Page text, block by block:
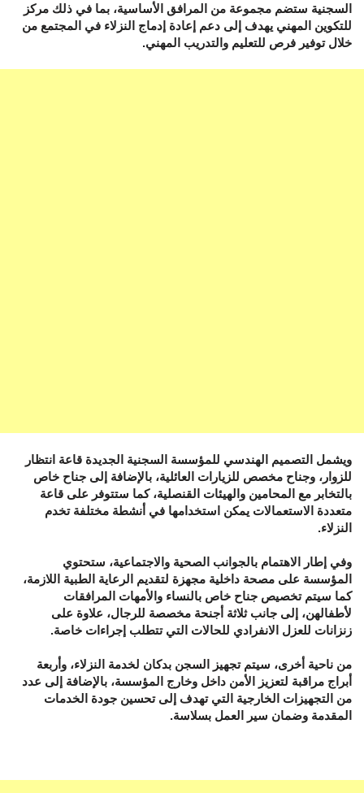
السجنية ستضم مجموعة من المرافق الأساسية، بما في ذلك مركز
للتكوين المهني يهدف إلى دعم إعادة إدماج النزلاء في المجتمع من
خلال توفير فرص للتعليم والتدريب المهني.
ويشمل التصميم الهندسي للمؤسسة السجنية الجديدة قاعة انتظار
للزوار، وجناح مخصص للزيارات العائلية، بالإضافة إلى جناح خاص
بالتخابر مع المحامين والهيئات القنصلية، كما ستتوفر على قاعة
متعددة الاستعمالات يمكن استخدامها في أنشطة مختلفة تخدم
النزلاء.
وفي إطار الاهتمام بالجوانب الصحية والاجتماعية، ستحتوي
المؤسسة على مصحة داخلية مجهزة لتقديم الرعاية الطبية اللازمة،
كما سيتم تخصيص جناح خاص بالنساء والأمهات المرافقات
لأطفالهن، إلى جانب ثلاثة أجنحة مخصصة للرجال، علاوة على
زنزانات للعزل الانفرادي للحالات التي تتطلب إجراءات خاصة.
من ناحية أخرى، سيتم تجهيز السجن بدكان لخدمة النزلاء، وأربعة
أبراج مراقبة لتعزيز الأمن داخل وخارج المؤسسة، بالإضافة إلى عدد
من التجهيزات الخارجية التي تهدف إلى تحسين جودة الخدمات
المقدمة وضمان سير العمل بسلاسة.